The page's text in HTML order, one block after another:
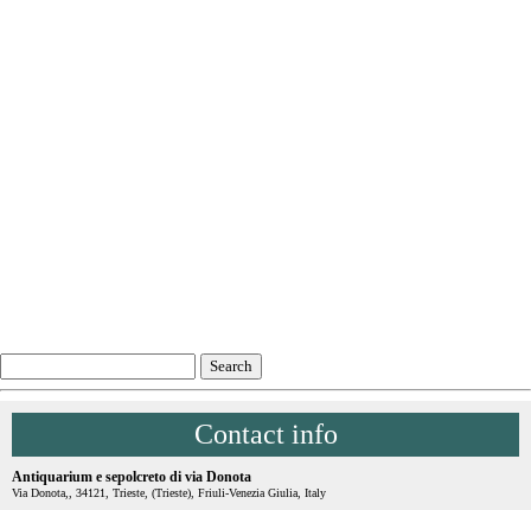
Contact info
Antiquarium e sepolcreto di via Donota
Via Donota,, 34121, Trieste, (Trieste), Friuli-Venezia Giulia, Italy